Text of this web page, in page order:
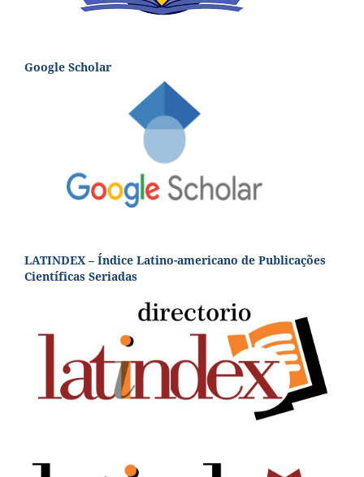
Google Scholar
LATINDEX – Índice Latino-americano de Publicações
Científicas Seriadas